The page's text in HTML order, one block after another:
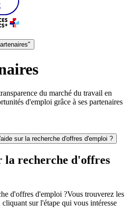
du marché du travail en
d'emploi grâce à ses partenaires
sur la recherche d'offres d'emploi ?
la recherche d'offres
d'offres d'emploi ?Vous trouverez les
sur l'étape qui vous intéresse